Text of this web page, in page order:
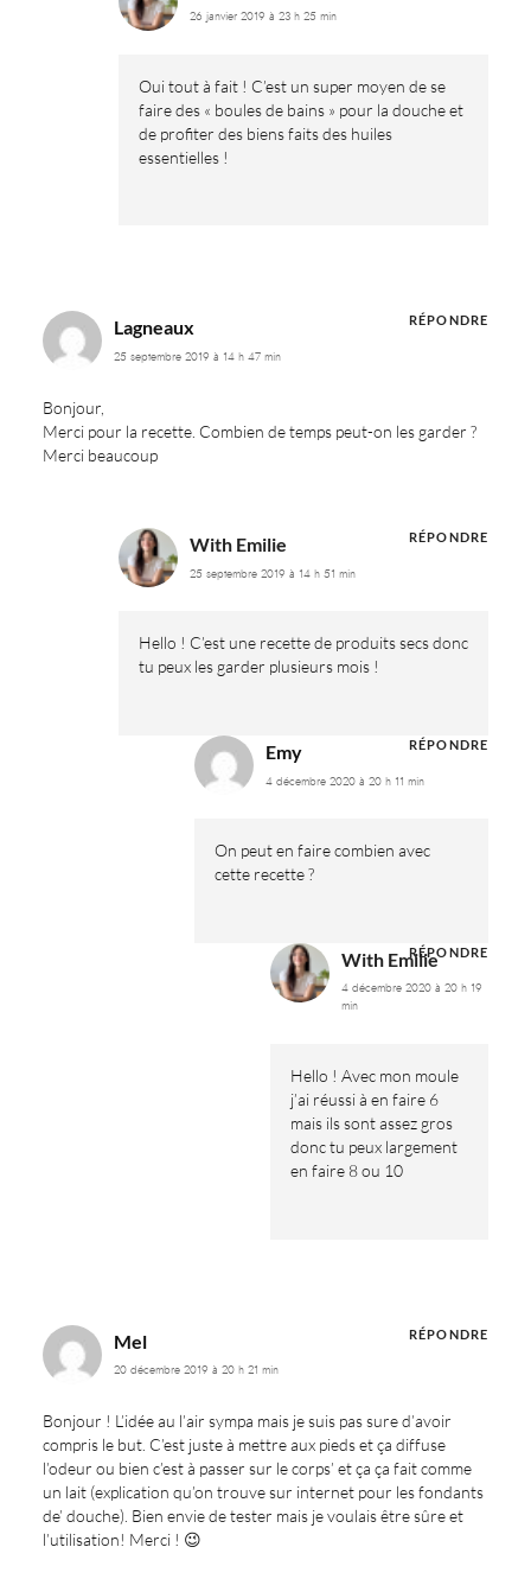
26 janvier 2019 à 23 h 25 min
Oui tout à fait ! C’est un super moyen de se
faire des « boules de bains » pour la douche et
de profiter des biens faits des huiles
essentielles !
Lagneaux
25 septembre 2019 à 14 h 47 min
Bonjour,
Merci pour la recette. Combien de temps peut-on les garder ?
Merci beaucoup
RÉPONDRE
With Emilie
25 septembre 2019 à 14 h 51 min
Hello ! C’est une recette de produits secs donc
tu peux les garder plusieurs mois !
RÉPONDRE
Emy
4 décembre 2020 à 20 h 11 min
On peut en faire combien avec
cette recette ?
RÉPONDRE
With Emilie
4 décembre 2020 à 20 h 19
min
Hello ! Avec mon moule
j’ai réussi à en faire 6
mais ils sont assez gros
donc tu peux largement
en faire 8 ou 10
RÉPONDRE
Mel
20 décembre 2019 à 20 h 21 min
Bonjour ! L’idée au l’air sympa mais je suis pas sure d’avoir
compris le but. C’est juste à mettre aux pieds et ça diffuse
l’odeur ou bien c’est à passer sur le corps’ et ça ça fait comme
un lait (explication qu’on trouve sur internet pour les fondants
de’ douche). Bien envie de tester mais je voulais être sûre et
l’utilisation! Merci ! 😉
RÉPONDRE